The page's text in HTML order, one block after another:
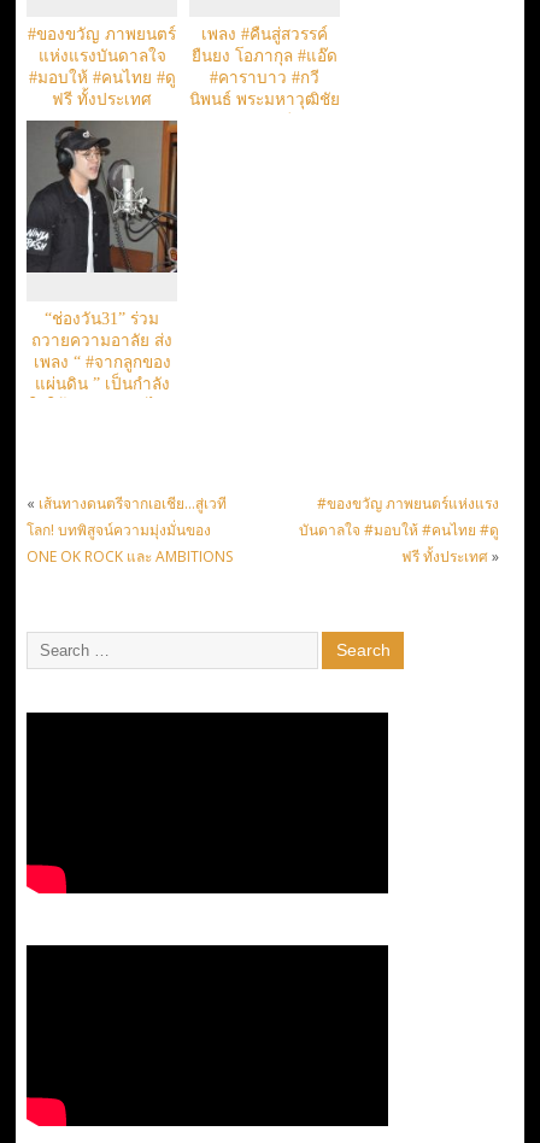
#ของขวัญ ภาพยนตร์
แห่งแรงบันดาลใจ
#มอบให้ #คนไทย #ดู
ฟรี ทั้งประเทศ
เพลง #คืนสู่สวรรค์
ยืนยง โอภากุล #แอ๊ด
#คาราบาว #กวี
นิพนธ์ พระมหาวุฒิชัย
“ช่องวัน31” ร่วม
ถวายความอาลัย ส่ง
เพลง “ #จากลูกของ
แผ่นดิน ” เป็นกำลัง
« เส้นทางดนตรีจากเอเชีย…สู่เวที
โลก! บทพิสูจน์ความมุ่งมั่นของ
ONE OK ROCK และ AMBITIONS
#ของขวัญ ภาพยนตร์แห่งแรง
บันดาลใจ #มอบให้ #คนไทย #ดู
ฟรี ทั้งประเทศ»